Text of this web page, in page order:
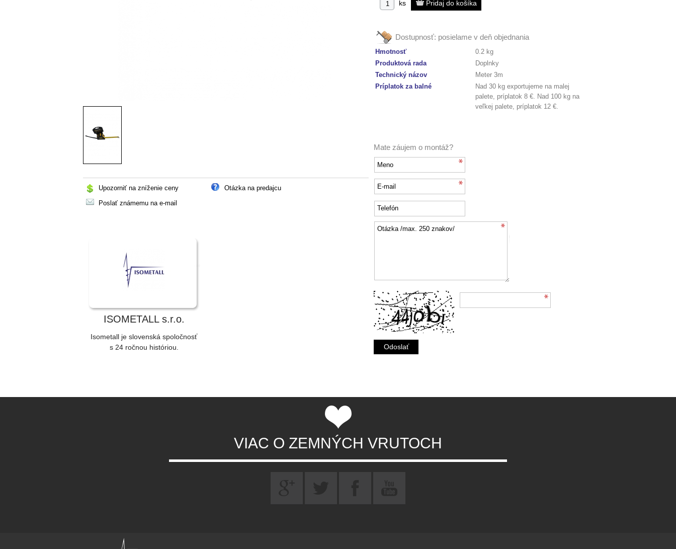
Upozorniť na zníženie ceny
Otázka na predajcu
Poslať známemu na e-mail
ISOMETALL s.r.o.
Isometall je slovenská spoločnosť
s 24 ročnou históriou.
ks
Dostupnosť: posielame v deň objednania
Hmotnosť
0.2 kg
Produktová rada
Doplnky
Technický názov
Meter 3m
Príplatok za balné
Nad 30 kg exportujeme na malej
palete, príplatok 8 €. Nad 100 kg na
veľkej palete, príplatok 12 €.
Mate záujem o montáž?
VIAC O ZEMNÝCH VRUTOCH